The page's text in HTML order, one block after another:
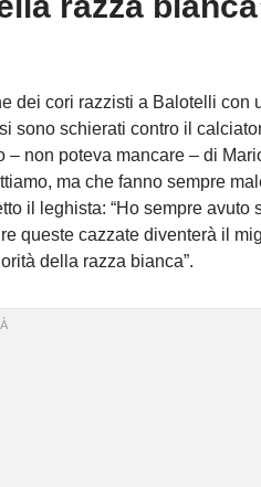
dei cori razzisti a Balotelli con
sono schierati contro il
– non poteva mancare – di
ma che fanno sempre
il leghista: “Ho sempre avuto
queste cazzate diventerà il
della razza bianca”.